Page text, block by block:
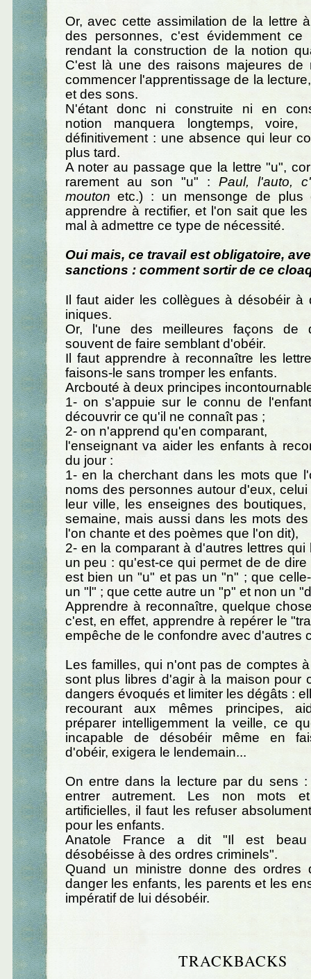
Or, avec cette assimilation de la lettre
des personnes, c'est évidemment
rendant la construction de la notion
C'est là une des raisons majeures de
commencer l'apprentissage de la
et des sons.
N'étant donc ni construite ni en
notion manquera longtemps, voire,
définitivement : une absence qui leur
plus tard.
A noter au passage que la lettre "u",
rarement au son "u" :Paul, l'auto,
mouton etc.) : un mensonge de plus
apprendre à rectifier, et l'on sait que
mal à admettre ce type de nécessité.
Oui mais, ce travail est obligatoire,
sanctions : comment sortir de ce
Il faut aider les collègues à désobéir à
iniques.
Or, l'une des meilleures façons de
souvent de faire semblant d'obéir.
Il faut apprendre à reconnaître les
faisons-le sans tromper les enfants.
Arcbouté à deux principes
1- on s'appuie sur le connu de
découvrir ce qu'il ne connaît pas ;
2- on n'apprend qu'en comparant,
l'enseignant va aider les enfants à
du jour :
1- en la cherchant dans les mots que
noms des personnes autour d'eux,
leur ville, les enseignes des
semaine, mais aussi dans les mots
l'on chante et des poèmes que l'on dit),
2- en la comparant à d'autres lettres qui
un peu : qu'est-ce qui permet de de dire
est bien un "u" et pas un "n" ; que
un "l" ; que cette autre un "p" et non un
Apprendre à reconnaître, quelque
c'est, en effet, apprendre à repérer le
empêche de le confondre avec d'autres
Les familles, qui n'ont pas de comptes
sont plus libres d'agir à la maison pour
dangers évoqués et limiter les dégâts :
recourant aux mêmes principes,
préparer intelligemment la veille, ce
incapable de désobéir même en
d'obéir, exigera le lendemain...
On entre dans la lecture par du sens :
entrer autrement. Les non mots
artificielles, il faut les refuser
pour les enfants.
Anatole France a dit "Il est beau
désobéisse à des ordres criminels".
Quand un ministre donne des ordres
danger les enfants, les parents et les
impératif de lui désobéir.
TRACKBACKS